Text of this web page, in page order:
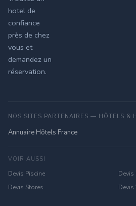
hotel de
confiance
près de chez
vous et
demandez un
réservation.
NOS SITES PARTENAIRES — HÔTELS &
Annuaire Hôtels France
VOIR AUSSI
Devis Piscine
Devis
Devis Stores
Devis